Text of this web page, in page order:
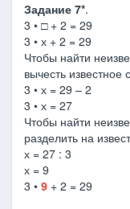
Задание 7*.
3 • □ + 2 = 29
3 • х + 2 = 29
Чтобы найти
вычесть известное
3 • х = 29 – 2
3 • х = 27
Чтобы найти
разделить на
х = 27 : 3
х = 9
3 • 9 + 2 = 29